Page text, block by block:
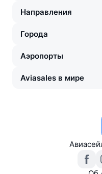
Направления
Города
Аэропорты
Aviasales в мире